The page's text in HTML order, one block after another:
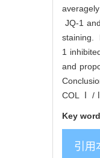
JQ-1
staining.
1
and
COL Ⅰ /
Key
引用